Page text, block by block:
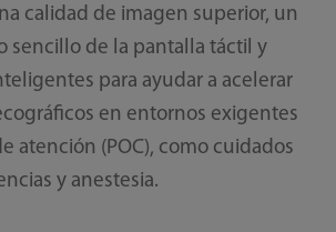
calidad de imagen superior, un
sencillo de la pantalla táctil y
para ayudar a acelerar
en entornos exigentes
atención (POC), como cuidados
y anestesia.